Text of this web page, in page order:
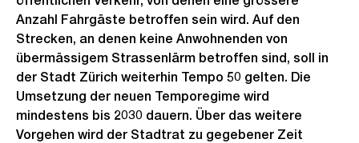
Anzahl Fahrgäste betroffen sein wird. Auf den
Strecken, an denen keine Anwohnenden von
übermässigem Strassenlärm betroffen sind, soll in
der Stadt Zürich weiterhin Tempo 50 gelten. Die
Umsetzung der neuen Temporegime wird
mindestens bis 2030 dauern. Über das weitere
Vorgehen wird der Stadtrat zu gegebener Zeit